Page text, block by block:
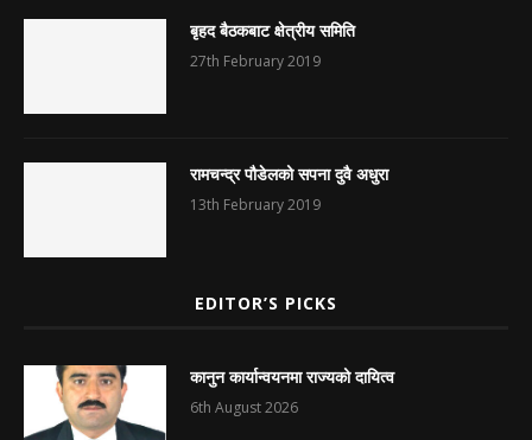
बृहद बैठकबाट क्षेत्रीय समिति
27th February 2019
रामचन्द्र पौडेलको सपना दुवै अधुरा
13th February 2019
EDITOR’S PICKS
कानुन कार्यान्वयनमा राज्यको दायित्व
6th August 2026